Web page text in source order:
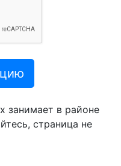
занимает в районе
страница не